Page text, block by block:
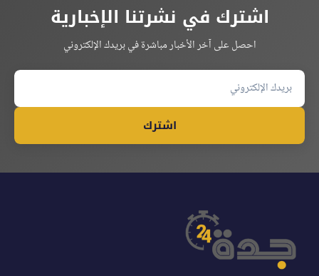
اشترك في نشرتنا الإخبارية
احصل على آخر الأخبار مباشرة في بريدك الإلكتروني
اشترك